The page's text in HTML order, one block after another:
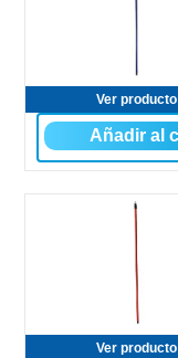
Ver producto
Ver producto